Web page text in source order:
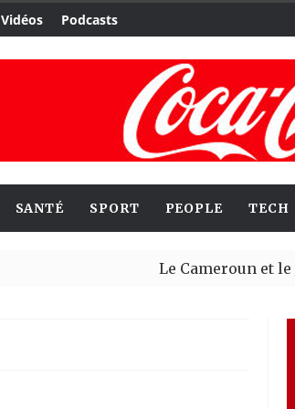
Vidéos Podcasts
SANTÉ SPORT PEOPLE TECH
Le Cameroun et le